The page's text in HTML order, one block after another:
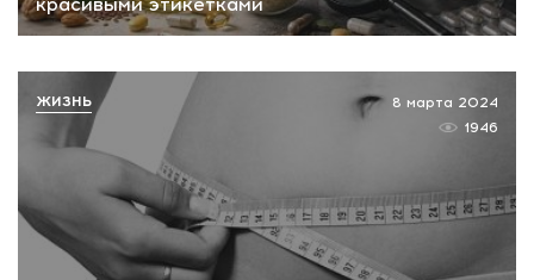
красивыми этикетками
8 марта 2024
1946
ЖИЗНЬ